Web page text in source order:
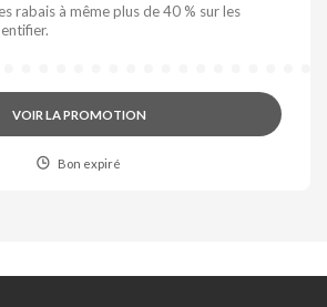
rabais à même plus de 40 % sur les
VOIR LA PROMOTION
Bon expiré